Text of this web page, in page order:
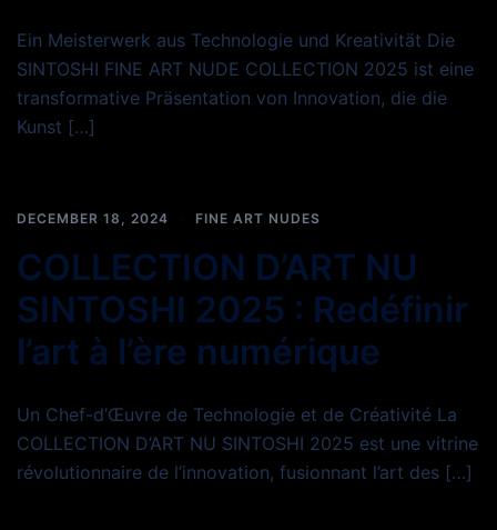
Ein Meisterwerk aus Technologie und Kreativität Die
SINTOSHI FINE ART NUDE COLLECTION 2025 ist eine
transformative Präsentation von Innovation, die die
Kunst […]
DECEMBER 18, 2024 FINE ART NUDES
COLLECTION D’ART NU
SINTOSHI 2025 : Redéfinir
l’art à l’ère numérique
Un Chef-d’Œuvre de Technologie et de Créativité La
COLLECTION D’ART NU SINTOSHI 2025 est une vitrine
révolutionnaire de l’innovation, fusionnant l’art des […]